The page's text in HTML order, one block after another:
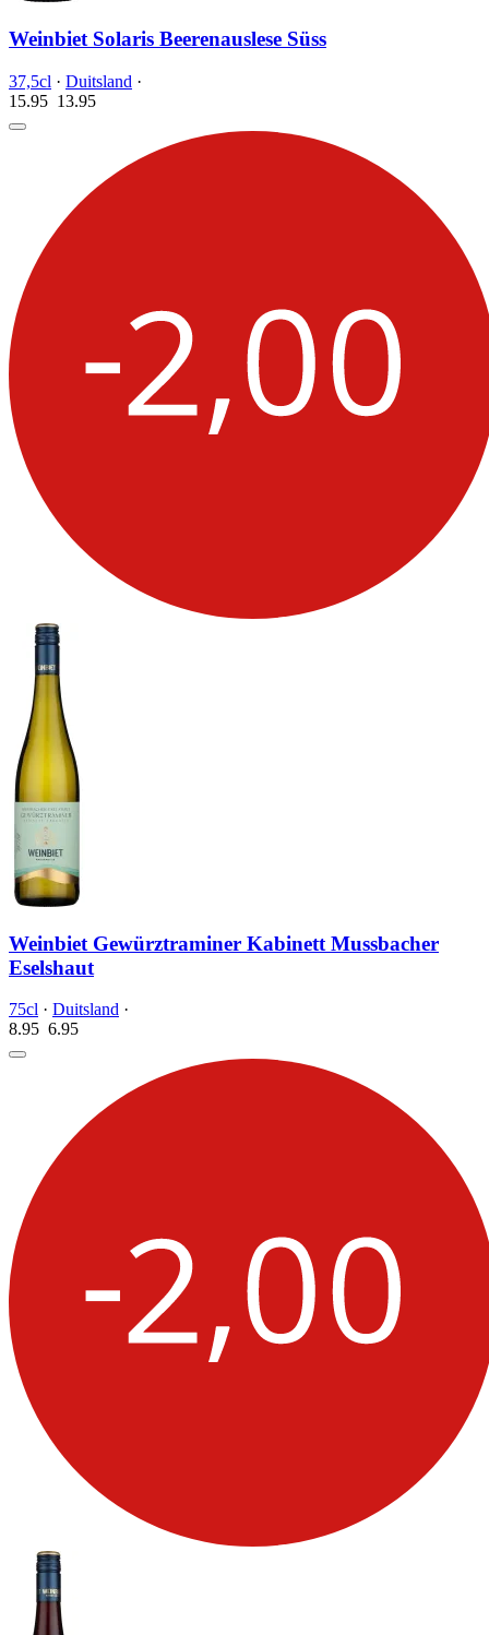
Weinbiet Solaris Beerenauslese Süss
37,5cl · Duitsland ·
15.95 13.95
Weinbiet Gewürztraminer Kabinett Mussbacher
Eselshaut
75cl · Duitsland ·
8.95 6.95